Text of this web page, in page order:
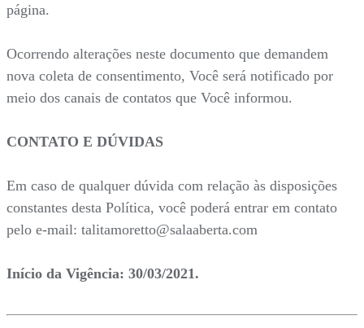
página.
Ocorrendo alterações neste documento que demandem
nova coleta de consentimento, Você será notificado por
meio dos canais de contatos que Você informou.
CONTATO E DÚVIDAS
Em caso de qualquer dúvida com relação às disposições
constantes desta Política, você poderá entrar em contato
pelo e-mail: talitamoretto@salaaberta.com
Início da Vigência: 30/03/2021.